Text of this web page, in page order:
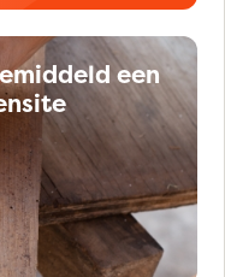
een